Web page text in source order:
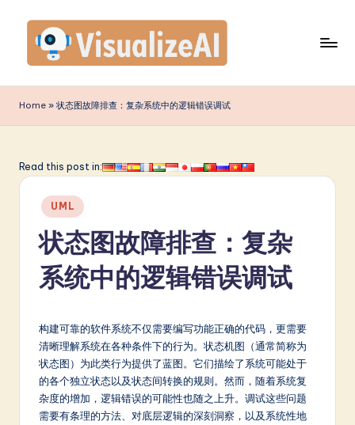
content
is
u
li
e
A
m
p
Home » 状态图故障排查：复杂系统中的逻辑错误调试
Read this post in:
Posted
in
UML
状态图故障排查：复杂
系统中的逻辑错误调试
构建可靠的软件系统不仅需要编写功能正确的代码，更需要
清晰理解系统在各种条件下的行为。状态机图（通常简称为
状态图）为此类行为提供了蓝图。它们描绘了系统可能处于
的各个独立状态以及状态间转换的规则。然而，随着系统复
杂度的增加，逻辑错误的可能性也随之上升。调试这些问题
需要有条理的方法、对底层逻辑的深刻洞察，以及系统性地